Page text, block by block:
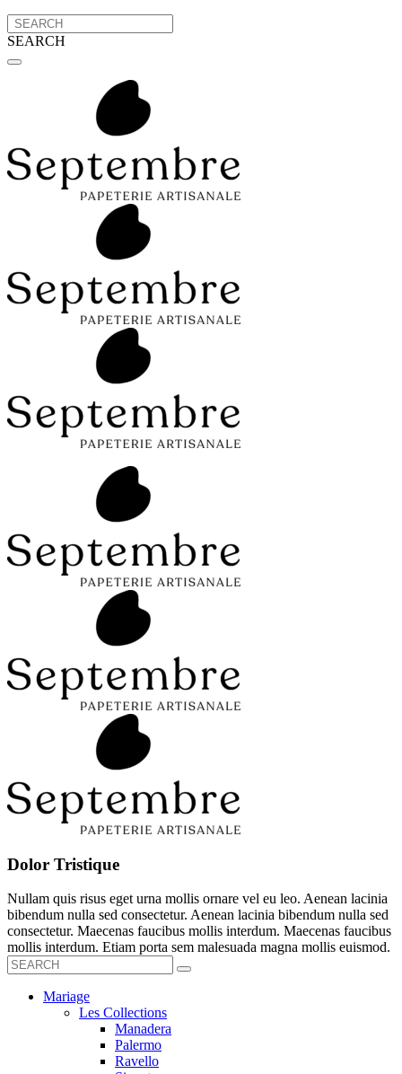
SEARCH
Dolor Tristique
Nullam quis risus eget urna mollis ornare vel eu leo. Aenean lacinia
bibendum nulla sed consectetur. Aenean lacinia bibendum nulla sed
consectetur. Maecenas faucibus mollis interdum. Maecenas faucibus
mollis interdum. Etiam porta sem malesuada magna mollis euismod.
Mariage
Les Collections
Manadera
Palermo
Ravello